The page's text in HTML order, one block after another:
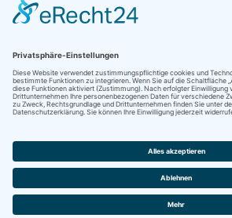
KONTAKT
NOTRUFE & HOTLINES
JOBS
STADTANZEIGER
BROSCHÜREN
PRESSE
DATENSCHUTZ